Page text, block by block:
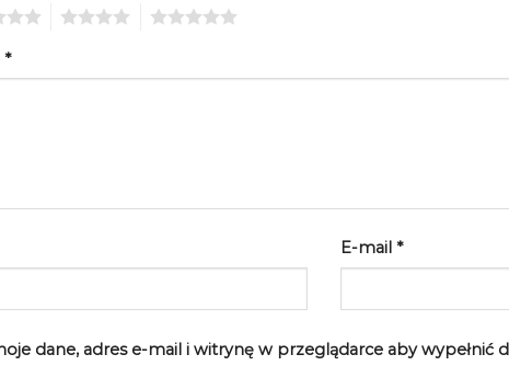
*
E-mail *
dane, adres e-mail i witrynę w przeglądarce aby wypełnić